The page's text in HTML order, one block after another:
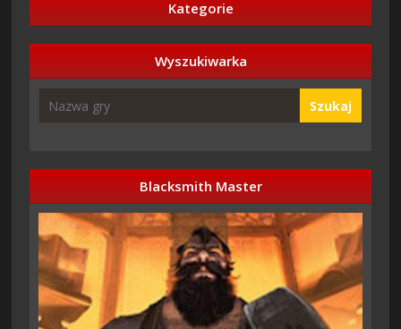
Kategorie
Wyszukiwarka
Szukaj
Blacksmith Master